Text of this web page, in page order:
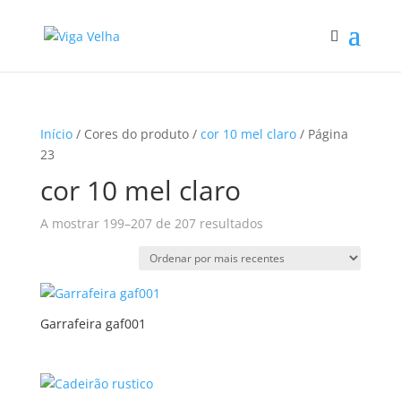
Início/ Cores do produto / cor 10 mel claro/ Página
23
cor 10 mel claro
A mostrar 199–207 de 207 resultadosOrdenado
mais
Garrafeira gaf001